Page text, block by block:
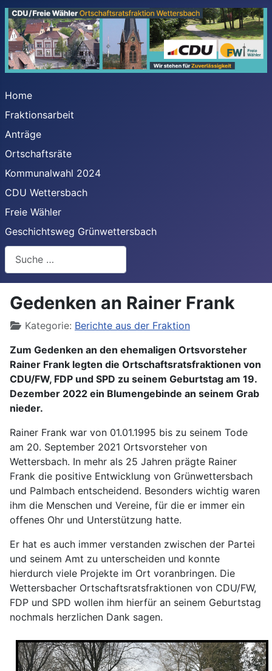
Home
Fraktionsarbeit
Anträge
Ortschaftsräte
Kommunalwahl 2024
CDU Wettersbach
Freie Wähler
Geschichtsweg Grünwettersbach
Suchen
Gedenken an Rainer Frank
DetailsKategorie: Berichte aus der Fraktion
Zum Gedenken an den ehemaligen Ortsvorsteher
Rainer Frank legten die Ortschaftsratsfraktionen von
CDU/FW, FDP und SPD zu seinem Geburtstag am 19.
Dezember 2022 ein Blumengebinde an seinem Grab
nieder.
Rainer Frank war von 01.01.1995 bis zu seinem Tode
am 20. September 2021 Ortsvorsteher von
Wettersbach. In mehr als 25 Jahren prägte Rainer
Frank die positive Entwicklung von Grünwettersbach
und Palmbach entscheidend. Besonders wichtig waren
ihm die Menschen und Vereine, für die er immer ein
offenes Ohr und Unterstützung hatte.
Er hat es auch immer verstanden zwischen der Partei
und seinem Amt zu unterscheiden und konnte
hierdurch viele Projekte im Ort voranbringen. Die
Wettersbacher Ortschaftsratsfraktionen von CDU/FW,
FDP und SPD wollen ihm hierfür an seinem Geburtstag
nochmals herzlichen Dank sagen.